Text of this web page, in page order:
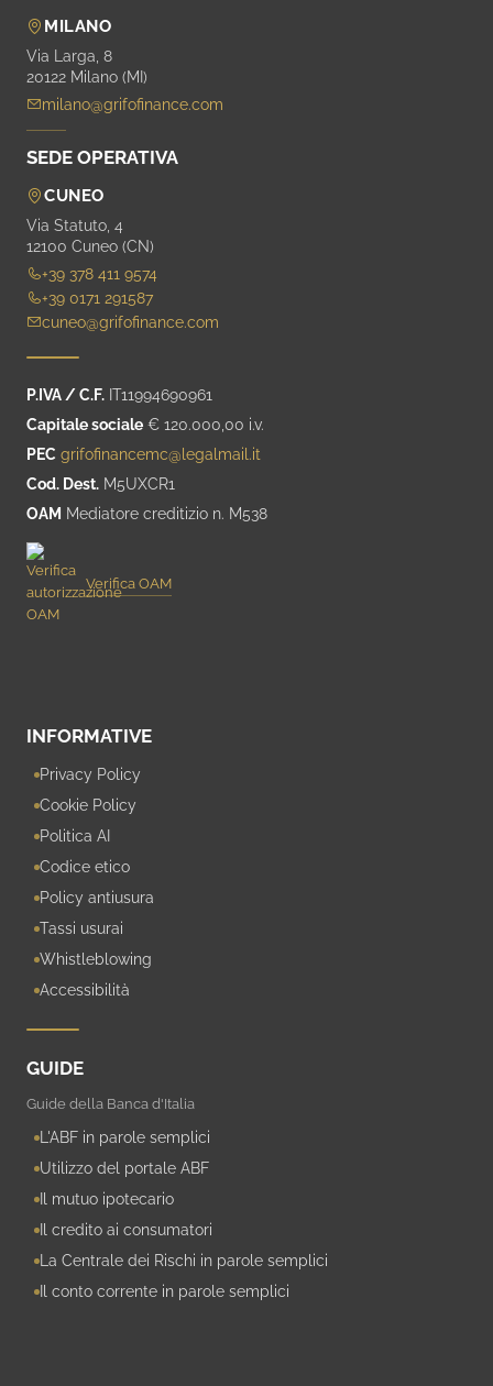
MILANO
Via Larga, 8
20122 Milano (MI)
milano@grifofinance.com
SEDE OPERATIVA
CUNEO
Via Statuto, 4
12100 Cuneo (CN)
+39 378 411 9574
+39 0171 291587
cuneo@grifofinance.com
P.IVA / C.F. IT11994690961
Capitale sociale € 120.000,00 i.v.
PEC grifofinancemc@legalmail.it
Cod. Dest. M5UXCR1
OAM Mediatore creditizio n. M538
Verifica OAM
INFORMATIVE
Privacy Policy
Cookie Policy
Politica AI
Codice etico
Policy antiusura
Tassi usurai
Whistleblowing
Accessibilità
GUIDE
Guide della Banca d'Italia
L'ABF in parole semplici
Utilizzo del portale ABF
Il mutuo ipotecario
Il credito ai consumatori
La Centrale dei Rischi in parole semplici
Il conto corrente in parole semplici